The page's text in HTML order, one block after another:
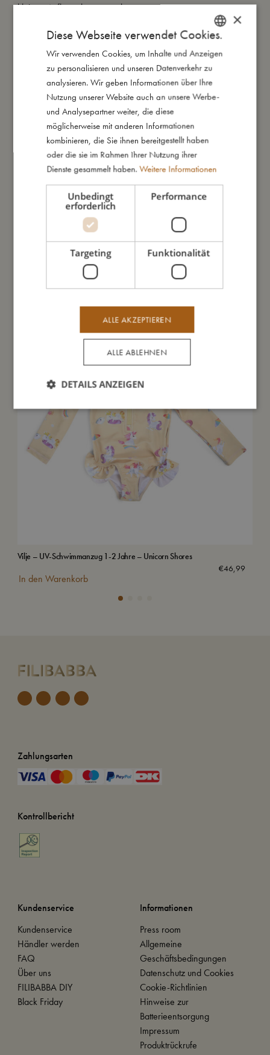
kleinen Aufbewahrungstasche
- UPF 50, während die Sicht nach draußen erhalten bleibt
So groß bin ich
Daraus bin ich gemacht
So kannst Du mich pflegen
Das könnte dir auch gefallen
Vilje – UV-Schwimmanzug 1-2 Jahre – Unicorn Shores
€46,99
In den Warenkorb
Zahlungsarten
Kontrollbericht
Kundenservice
Kundenservice
Händler werden
FAQ
Über uns
FILIBABBA DIY
Black Friday
Informationen
Press room
Allgemeine
Geschäftsbedingungen
Datenschutz und Cookies
Cookie-Richtlinien
Hinweise zur
Batterieentsorgung
Impressum
Produktrückrufe
DANISH
ENGLISH
GERMAN
×
Diese Webseite verwendet Cookies.
Wir verwenden Cookies, um Inhalte und Anzeigen
zu personalisieren und unseren Datenverkehr zu
analysieren. Wir geben Informationen über Ihre
Nutzung unserer Website auch an unsere Werbe-
und Analysepartner weiter, die diese
möglicherweise mit anderen Informationen
kombinieren, die Sie ihnen bereitgestellt haben
oder die sie im Rahmen Ihrer Nutzung ihrer
Dienste gesammelt haben. Weitere Informationen
Unbedingt
erforderlich
Performance
Targeting Funktionalität
ALLE AKZEPTIEREN
ALLE ABLEHNEN
DETAILS ANZEIGEN